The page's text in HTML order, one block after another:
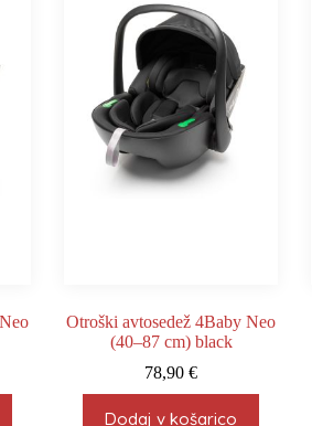
Otroški avtosedež 4Baby Neo
(40–87 cm) black
78,90€
Dodaj v košarico